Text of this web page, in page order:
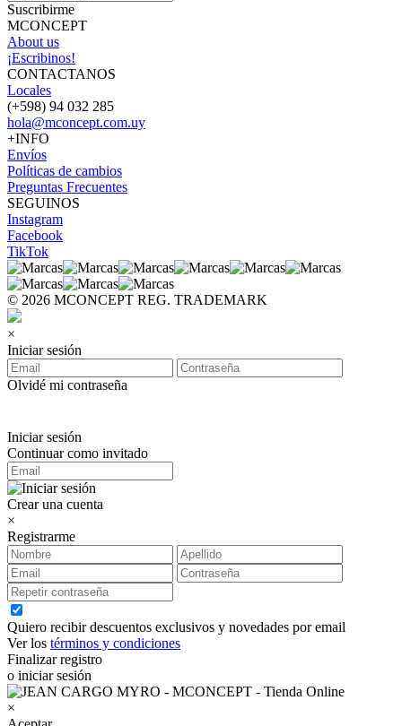
Suscribirme
MCONCEPT
About us
¡Escribinos!
CONTACTANOS
Locales
(+598) 94 032 285
hola@mconcept.com.uy
+INFO
Envíos
Políticas de cambios
Preguntas Frecuentes
SEGUINOS
Instagram
Facebook
TikTok
© 2026 MCONCEPT REG. TRADEMARK
×
Iniciar sesión
Olvidé mi contraseña
Iniciar sesión
Continuar como invitado
Crear una cuenta
×
Registrarme
Quiero recibir descuentos exclusivos y novedades por email
Ver los términos y condiciones
Finalizar registro
o iniciar sesión
×